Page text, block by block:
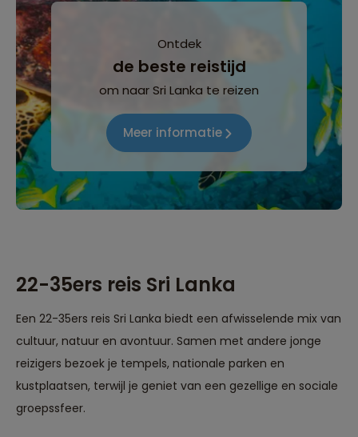
Ontdek
de beste reistijd
om naar Sri Lanka te reizen
Meer informatie
22-35ers reis Sri Lanka
Een 22-35ers reis Sri Lanka biedt een afwisselende mix van
cultuur, natuur en avontuur. Samen met andere jonge
reizigers bezoek je tempels, nationale parken en
kustplaatsen, terwijl je geniet van een gezellige en sociale
groepssfeer.